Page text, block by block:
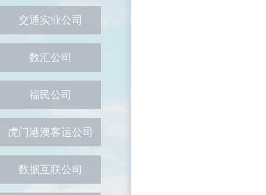
交通实业公司
数汇公司
福民公司
虎门港澳客运公司
数据互联公司